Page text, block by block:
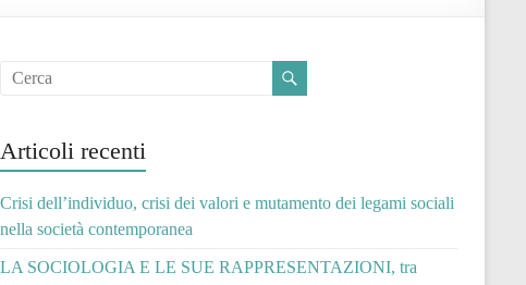
Articoli recenti
Crisi dell’individuo, crisi dei valori e mutamento dei legami sociali
nella società contemporanea
LA SOCIOLOGIA E LE SUE RAPPRESENTAZIONI, tra